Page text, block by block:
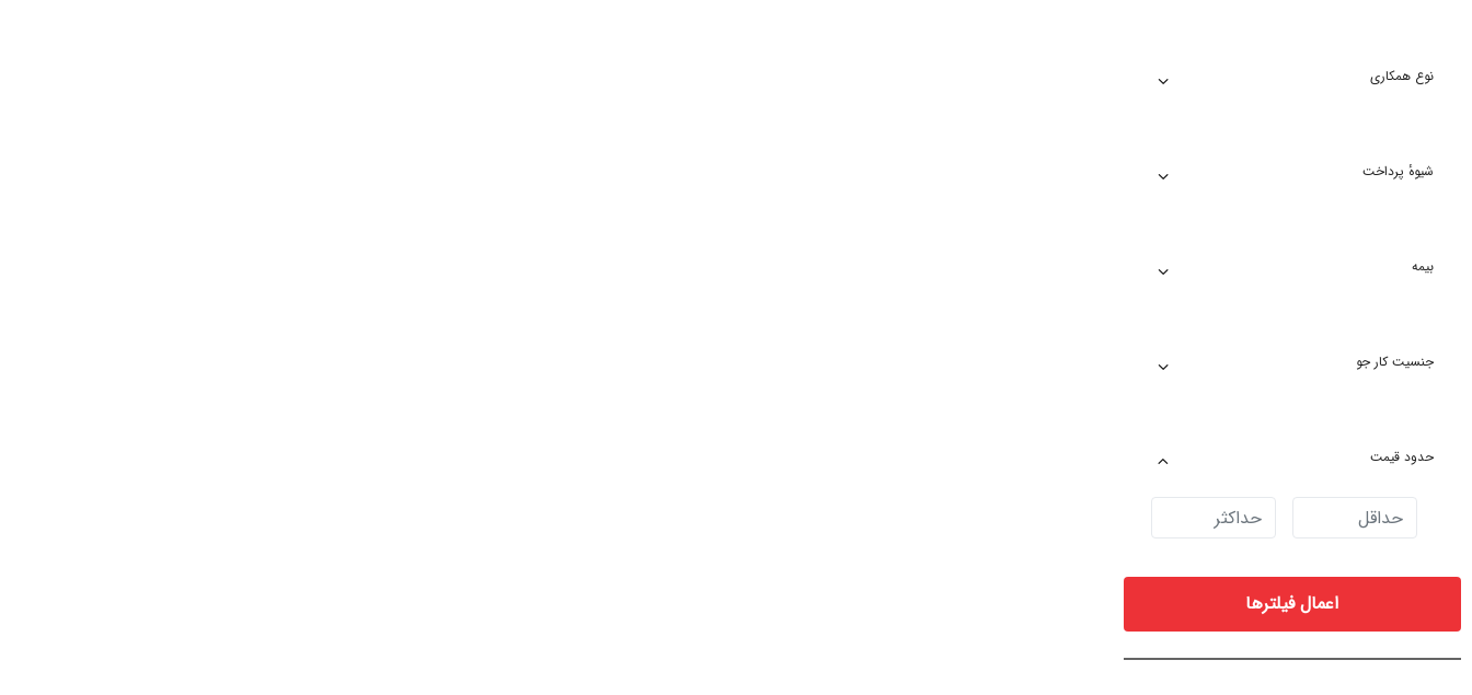
نوع همکاری
شیوهٔ پرداخت
بیمه
جنسیت کار جو
حدود قیمت
اعمال فیلترها